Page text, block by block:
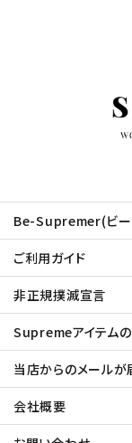
Be-Supremer(ビー
ご利用ガイド
非正規撲滅宣言
Supremeアイテム
当店からのメール
会社概要